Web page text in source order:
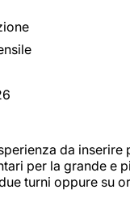
da
per la grande e
turni oppure su